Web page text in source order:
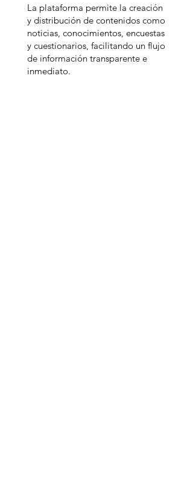
La plataforma permite la creación
y distribución de contenidos como
noticias, conocimientos, encuestas
y cuestionarios, facilitando un flujo
de información transparente e
inmediato.